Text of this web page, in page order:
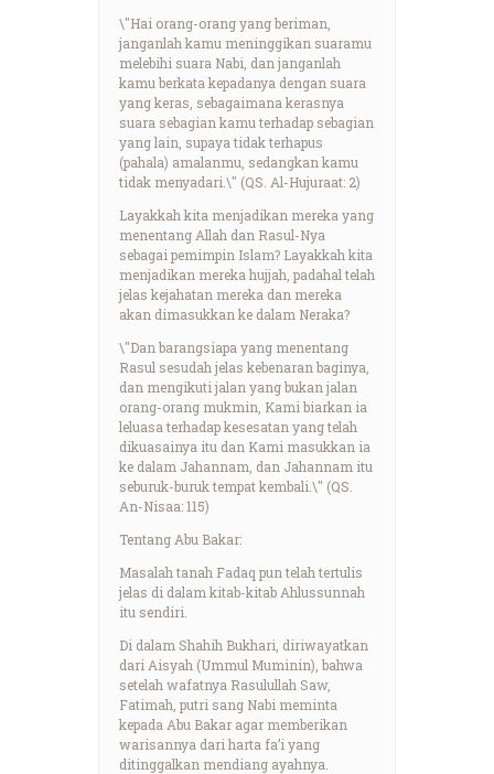
\"Hai orang-orang yang beriman,
janganlah kamu meninggikan suaramu
melebihi suara Nabi, dan janganlah
kamu berkata kepadanya dengan suara
yang keras, sebagaimana kerasnya
suara sebagian kamu terhadap sebagian
yang lain, supaya tidak terhapus
(pahala) amalanmu, sedangkan kamu
tidak menyadari.\" (QS. Al-Hujuraat: 2)
Layakkah kita menjadikan mereka yang
menentang Allah dan Rasul-Nya
sebagai pemimpin Islam? Layakkah kita
menjadikan mereka hujjah, padahal telah
jelas kejahatan mereka dan mereka
akan dimasukkan ke dalam Neraka?
\"Dan barangsiapa yang menentang
Rasul sesudah jelas kebenaran baginya,
dan mengikuti jalan yang bukan jalan
orang-orang mukmin, Kami biarkan ia
leluasa terhadap kesesatan yang telah
dikuasainya itu dan Kami masukkan ia
ke dalam Jahannam, dan Jahannam itu
seburuk-buruk tempat kembali.\" (QS.
An-Nisaa: 115)
Tentang Abu Bakar:
Masalah tanah Fadaq pun telah tertulis
jelas di dalam kitab-kitab Ahlussunnah
itu sendiri.
Di dalam Shahih Bukhari, diriwayatkan
dari Aisyah (Ummul Muminin), bahwa
setelah wafatnya Rasulullah Saw,
Fatimah, putri sang Nabi meminta
kepada Abu Bakar agar memberikan
warisannya dari harta fa’i yang
ditinggalkan mendiang ayahnya.